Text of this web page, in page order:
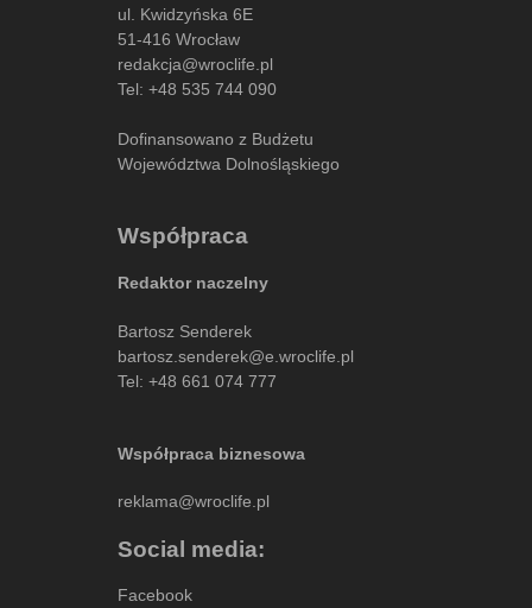
ul. Kwidzyńska 6E
51-416 Wrocław
redakcja@wroclife.pl
Tel: +48 535 744 090
Dofinansowano z Budżetu
Województwa Dolnośląskiego
Współpraca
Redaktor naczelny
Bartosz Senderek
bartosz.senderek@e.wroclife.pl
Tel: +48 661 074 777
Współpraca biznesowa
reklama@wroclife.pl
Social media:
Facebook